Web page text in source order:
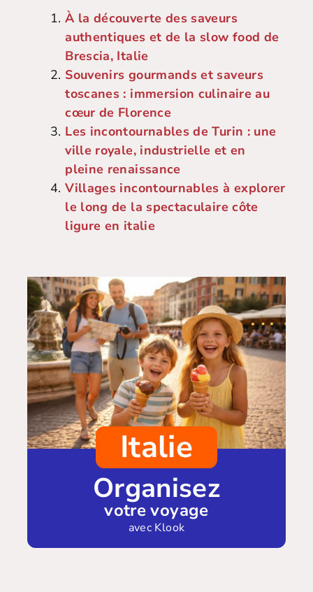
À la découverte des saveurs
authentiques et de la slow food de
Brescia, Italie
Souvenirs gourmands et saveurs
toscanes : immersion culinaire au
cœur de Florence
Les incontournables de Turin : une
ville royale, industrielle et en
pleine renaissance
Villages incontournables à explorer
le long de la spectaculaire côte
ligure en italie
Italie
Organisez
votre voyage
avec Klook